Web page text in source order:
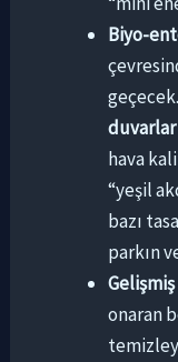
Biyo-
geçecek.
duvarlar
hava
“yeşil
bazı
parkın
onaran